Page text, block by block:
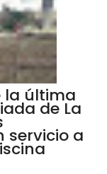
la última
de La
servicio a